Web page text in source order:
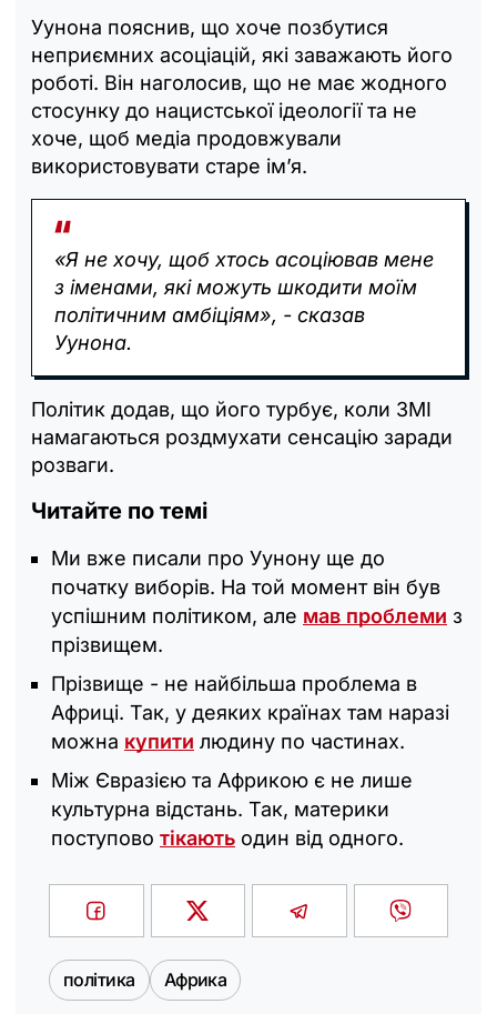
Уунона пояснив, що хоче позбутися
неприємних асоціацій, які заважають його
роботі. Він наголосив, що не має жодного
стосунку до нацистської ідеології та не
хоче, щоб медіа продовжували
використовувати старе ім’я.
«Я не хочу, щоб хтось асоціював мене
з іменами, які можуть шкодити моїм
політичним амбіціям», - сказав
Уунона.
Політик додав, що його турбує, коли ЗМІ
намагаються роздмухати сенсацію заради
розваги.
Читайте по темі
Ми вже писали про Уунону ще до
початку виборів. На той момент він був
успішним політиком, але мав проблеми з
прізвищем.
Прізвище - не найбільша проблема в
Африці. Так, у деяких країнах там наразі
можна купити людину по частинах.
Між Євразією та Африкою є не лише
культурна відстань. Так, материки
поступово тікають один від одного.
політика Африка